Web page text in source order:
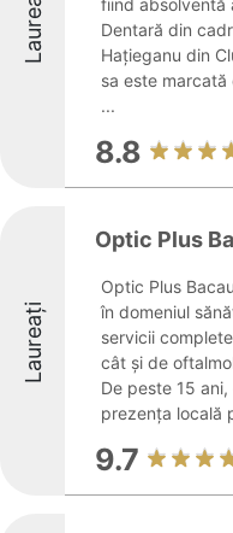
Laureați
fiind absolventă
Dentară din
Hațieganu din
sa este
...
8.8
Laureați
Optic Plus
Optic Plus
în domeniul
servicii
cât și de
De peste 15
prezența locală
9.7